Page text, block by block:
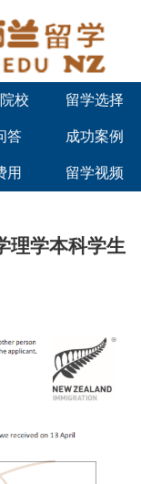
校 留学选择
答 成功案例
用 留学视频
理学本科学生